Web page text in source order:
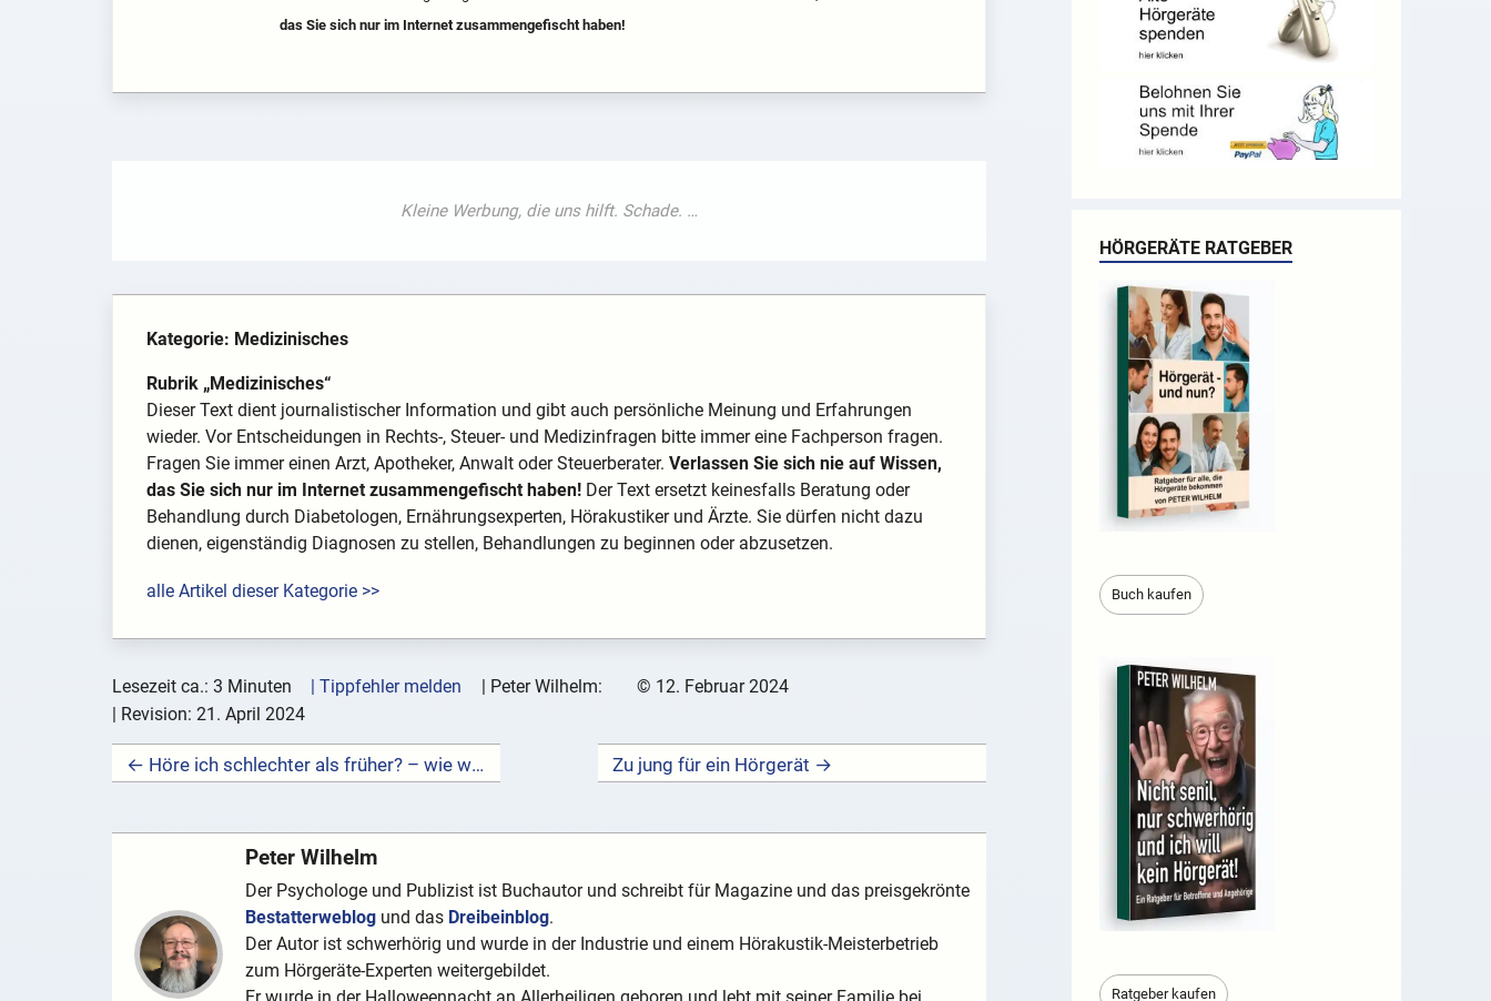
das Sie sich nur im Internet zusammengefischt haben!
Kategorie: Medizinisches
Rubrik „Medizinisches“
Dieser Text dient journalistischer Information und gibt auch persönliche Meinung und Erfahrungen
wieder. Vor Entscheidungen in Rechts-, Steuer- und Medizinfragen bitte immer eine Fachperson fragen.
Fragen Sie immer einen Arzt, Apotheker, Anwalt oder Steuerberater. Verlassen Sie sich nie auf Wissen,
das Sie sich nur im Internet zusammengefischt haben!Der Text ersetzt keinesfalls Beratung oder
Behandlung durch Diabetologen, Ernährungsexperten, Hörakustiker und Ärzte. Sie dürfen nicht dazu
dienen, eigenständig Diagnosen zu stellen, Behandlungen zu beginnen oder abzusetzen.
alle Artikel dieser Kategorie >>
Lesezeit ca.: 3 Minuten | Tippfehler melden | Peter Wilhelm: © 12. Februar 2024
| Revision: 21. April 2024
← Höre ich schlechter als früher? – wie wir die eigene Hörleistung einschätzen Zu jung für ein Hörgerät →
Peter Wilhelm
Der Psychologe und Publizist ist Buchautor und schreibt für Magazine und das preisgekrönte
Bestatterweblogund das Dreibeinblog.
Der Autor ist schwerhörig und wurde in der Industrie und einem Hörakustik-Meisterbetrieb
zum Hörgeräte-Experten weitergebildet.
HÖRGERÄTE RATGEBER
Buch kaufen
Ratgeber kaufen